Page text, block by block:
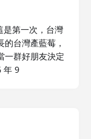
是第一次，台灣
台灣產藍莓，
一群好朋友決定
年 9